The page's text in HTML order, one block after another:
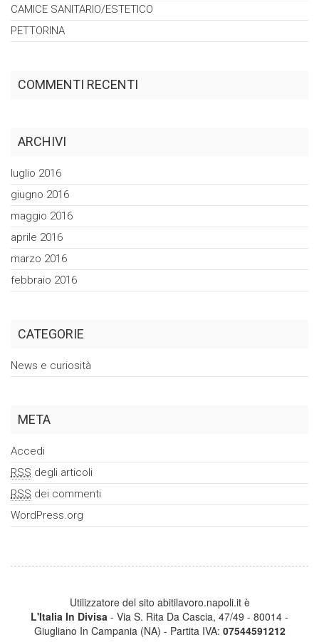
CAMICE SANITARIO/ESTETICO
PETTORINA
COMMENTI RECENTI
ARCHIVI
luglio 2016
giugno 2016
maggio 2016
aprile 2016
marzo 2016
febbraio 2016
CATEGORIE
News e curiosità
META
Accedi
RSS degli articoli
RSS dei commenti
WordPress.org
Utilizzatore del sito abitilavoro.napoli.it è
L'Italia In Divisa - Via S. Rita Da Cascia, 47/49 - 80014 -
Giugliano In Campania (NA) - Partita IVA: 07544591212